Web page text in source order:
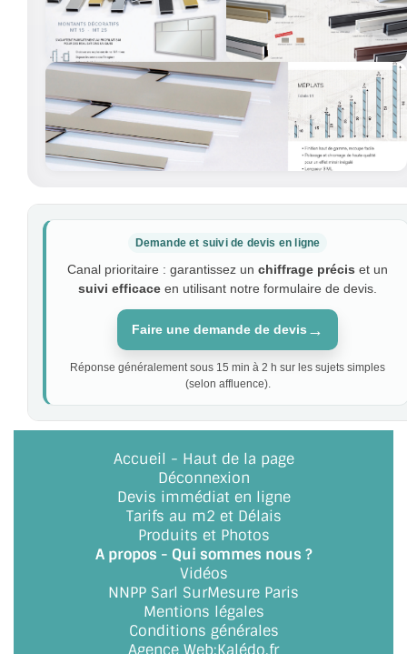
Demande et suivi de devis en ligne
Canal prioritaire : garantissez un chiffrage précis et un
suivi efficace en utilisant notre formulaire de devis.
Faire une demande de devis →
Réponse généralement sous 15 min à 2 h sur les sujets simples
(selon affluence).
Accueil - Haut de la page
Déconnexion
Devis immédiat en ligne
Tarifs au m2 et Délais
Produits et Photos
A propos - Qui sommes nous ?
Vidéos
NNPP Sarl SurMesure Paris
Mentions légales
Conditions générales
Agence Web:Kalédo.fr